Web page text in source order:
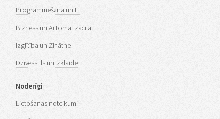
Programmēšana un IT
Bizness un Automatizācija
Izglītība un Zinātne
Dzīvesstils un Izklaide
Noderīgi
Lietošanas noteikumi